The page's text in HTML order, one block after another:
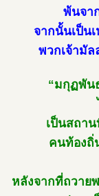
พ้นจา
จากนั้นเป็น
พวกเจ้ามั
“มกุฏพัน
เป็นสถา
คนท้องถิ่
หลังจากที่ถวาย